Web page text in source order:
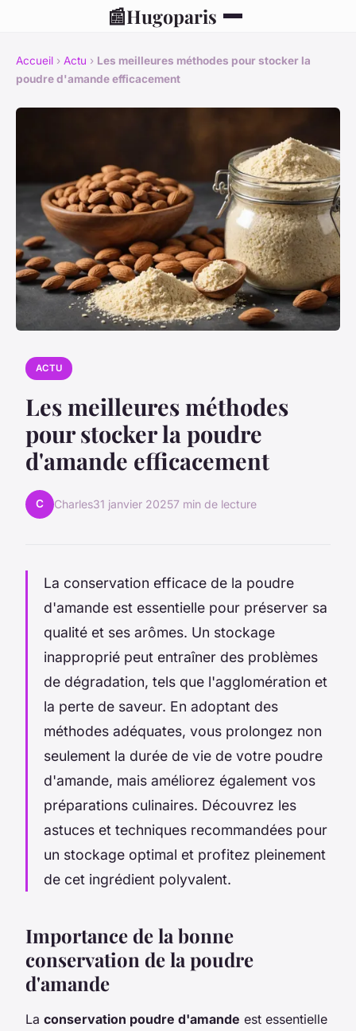
📰Hugoparis
Accueil › Actu › Les meilleures méthodes pour stocker la
poudre d'amande efficacement
ACTU
Les meilleures méthodes
pour stocker la poudre
d'amande efficacement
C Charles31 janvier 20257 min de lecture
La conservation efficace de la poudre
d'amande est essentielle pour préserver sa
qualité et ses arômes. Un stockage
inapproprié peut entraîner des problèmes
de dégradation, tels que l'agglomération et
la perte de saveur. En adoptant des
méthodes adéquates, vous prolongez non
seulement la durée de vie de votre poudre
d'amande, mais améliorez également vos
préparations culinaires. Découvrez les
astuces et techniques recommandées pour
un stockage optimal et profitez pleinement
de cet ingrédient polyvalent.
Importance de la bonne
conservation de la poudre
d'amande
La conservation poudre d'amande est essentielle